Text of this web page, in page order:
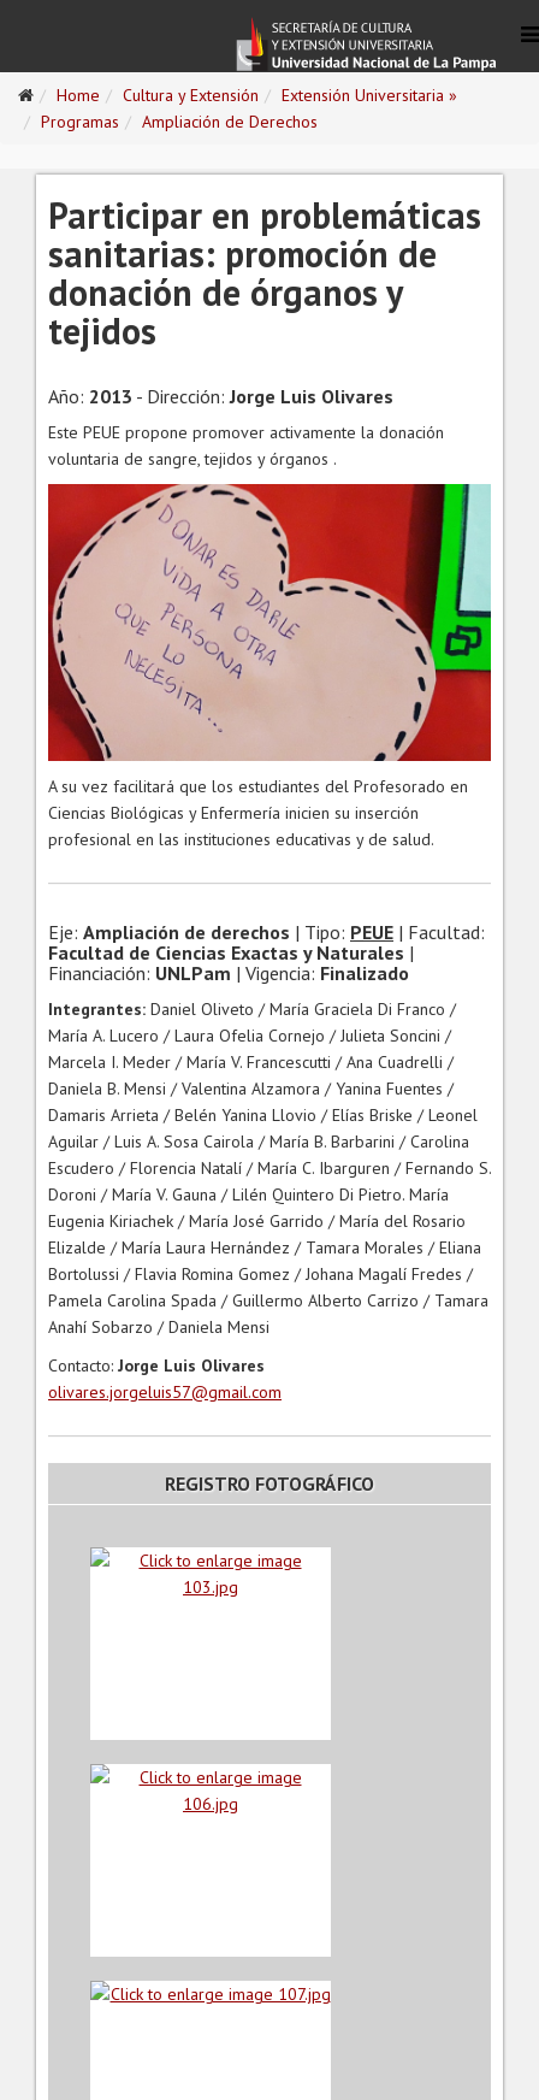
Home Cultura y Extensión
Extensión Universitaria »
Programas
Ampliación de Derechos
Participar en problemáticas
sanitarias: promoción de
donación de órganos y
tejidos
Año: 2013 - Dirección:Jorge Luis Olivares
Este PEUE propone promover activamente la donación
voluntaria de sangre, tejidos y órganos .
A su vez facilitará que los estudiantes del Profesorado en
Ciencias Biológicas y Enfermería inicien su inserción
profesional en las instituciones educativas y de salud.
Eje: Ampliación de derechos | Tipo: PEUE | Facultad:
Facultad de Ciencias Exactas y Naturales |
Financiación: UNLPam | Vigencia: Finalizado
Integrantes: Daniel Oliveto / María Graciela Di Franco /
María A. Lucero / Laura Ofelia Cornejo / Julieta Soncini /
Marcela I. Meder / María V. Francescutti / Ana Cuadrelli /
Daniela B. Mensi / Valentina Alzamora / Yanina Fuentes /
Damaris Arrieta / Belén Yanina Llovio / Elías Briske / Leonel
Aguilar / Luis A. Sosa Cairola / María B. Barbarini / Carolina
Escudero / Florencia Natalí / María C. Ibarguren / Fernando S.
Doroni / María V. Gauna / Lilén Quintero Di Pietro. María
Eugenia Kiriachek / María José Garrido / María del Rosario
Elizalde / María Laura Hernández / Tamara Morales / Eliana
Bortolussi / Flavia Romina Gomez / Johana Magalí Fredes /
Pamela Carolina Spada / Guillermo Alberto Carrizo / Tamara
Anahí Sobarzo / Daniela Mensi
Contacto: Jorge Luis Olivares
olivares.jorgeluis57@gmail.com
REGISTRO FOTOGRÁFICO